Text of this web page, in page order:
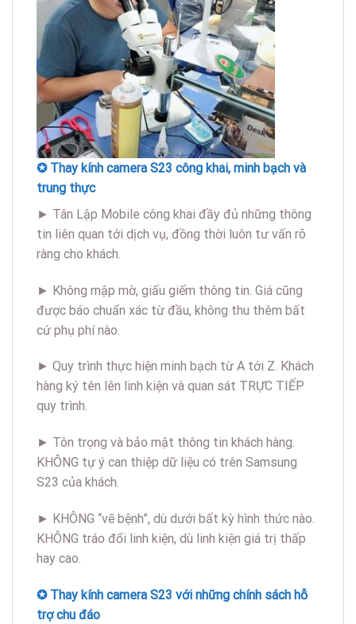
✪ Thay kính camera S23 công khai, minh bạch và
trung thực
► Tân Lập Mobile công khai đầy đủ những thông
tin liên quan tới dịch vụ, đồng thời luôn tư vấn rõ
ràng cho khách.
► Không mập mờ, giấu giếm thông tin. Giá cũng
được báo chuẩn xác từ đầu, không thu thêm bất
cứ phụ phí nào.
► Quy trình thực hiện minh bạch từ A tới Z. Khách
hàng ký tên lên linh kiện và quan sát TRỰC TIẾP
quy trình.
► Tôn trọng và bảo mật thông tin khách hàng.
KHÔNG tự ý can thiệp dữ liệu có trên Samsung
S23 của khách.
► KHÔNG “vẽ bệnh”, dù dưới bất kỳ hình thức nào.
KHÔNG tráo đổi linh kiện, dù linh kiện giá trị thấp
hay cao.
✪ Thay kính camera S23 với những chính sách hỗ
trợ chu đáo